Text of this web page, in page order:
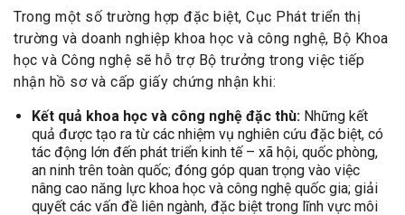
Trong một số trường hợp đặc biệt, Cục Phát triển thị
trường và doanh nghiệp khoa học và công nghệ, Bộ Khoa
học và Công nghệ sẽ hỗ trợ Bộ trưởng trong việc tiếp
nhận hồ sơ và cấp giấy chứng nhận khi:
Kết quả khoa học và công nghệ đặc thù: Những kết
quả được tạo ra từ các nhiệm vụ nghiên cứu đặc biệt, có
tác động lớn đến phát triển kinh tế – xã hội, quốc phòng,
an ninh trên toàn quốc; đóng góp quan trọng vào việc
nâng cao năng lực khoa học và công nghệ quốc gia; giải
quyết các vấn đề liên ngành, đặc biệt trong lĩnh vực môi